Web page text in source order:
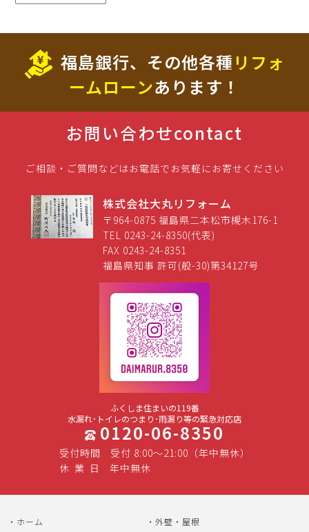
福島銀行、その他各種 リフォ
ームローンあります！
お問い合わせcontact
ご相談・ご質問などはお電話でお気軽にお寄せください
株式会社大丸リフォーム
〒964-0875 福島県二本松市槻木176-1
TEL 0243-24-8350(代表)
FAX 0243-24-8351
福島県知事 許可(般-30)第34127号
ふくしま住まいの119番
水漏れ･トイレのつまり･雨漏り等の緊急対応店
0120-06-8350
受付時間
受付 8:00～21:00（年中無休）
休 業 日 年中無休
ホーム
外壁・屋根